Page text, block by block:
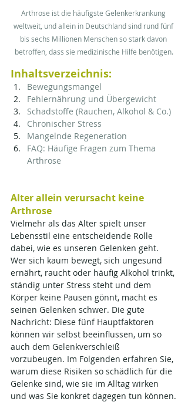
Arthrose ist die häufigste Gelenkerkrankung
weltweit, und allein in Deutschland sind rund fünf
bis sechs Millionen Menschen so stark davon
betroffen, dass sie medizinische Hilfe benötigen​.
Inhaltsverzeichnis:
Bewegungsmangel
Fehlernährung und Übergewicht
Schadstoffe (Rauchen, Alkohol & Co.)
Chronischer Stress
Mangelnde Regeneration
FAQ: Häufige Fragen zum Thema
Arthrose
Alter allein verursacht keine
Arthrose​
Vielmehr als das Alter spielt unser
Lebensstil eine entscheidende Rolle
dabei, wie es unseren Gelenken geht.
Wer sich kaum bewegt, sich ungesund
ernährt, raucht oder häufig Alkohol trinkt,
ständig unter Stress steht und dem
Körper keine Pausen gönnt, macht es
seinen Gelenken schwer. Die gute
Nachricht: Diese fünf Hauptfaktoren
können wir selbst beeinflussen, um so
auch dem Gelenkverschleiß
vorzubeugen. Im Folgenden erfahren Sie,
warum diese Risiken so schädlich für die
Gelenke sind, wie sie im Alltag wirken
und was Sie konkret dagegen tun können.